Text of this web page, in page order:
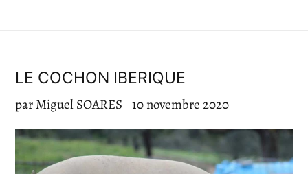
LE COCHON IBERIQUE
par Miguel SOARES 10 novembre 2020